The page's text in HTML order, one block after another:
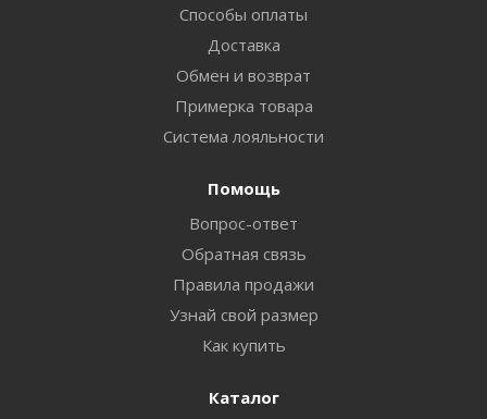
Способы оплаты
Доставка
Обмен и возврат
Примерка товара
Система лояльности
Помощь
Вопрос-ответ
Обратная связь
Правила продажи
Узнай свой размер
Как купить
Каталог